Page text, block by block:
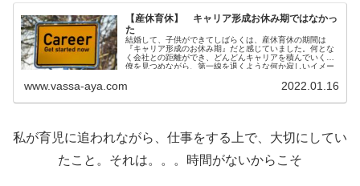
【産休育休】 キャリア形成お休み期ではなかっ
た
結婚して、子供ができてしばらくは、産休育休の期間は
『キャリア形成のお休み期』だと感じていました。何とな
く会社との距離ができ、どんどんキャリアを積んでいく同
僚を見つめながら、第一線を退くような何か寂しいイメー
www.vassa-aya.com 2022.01.16
私が育児に追われながら、仕事をする上で、大切にしてい
たこと。それは。。。時間がないからこそ